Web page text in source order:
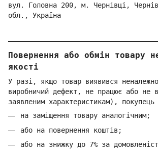
вул. Головна 200, м. Чернівці, Ч
обл., Україна
Повернення або обмін товару
якості
У разі, якщо товар виявився
виробничий дефект, не працює або не
заявленим характеристикам),
на заміщення товару аналогічним;
або на повернення коштів;
або на знижку до 7% за